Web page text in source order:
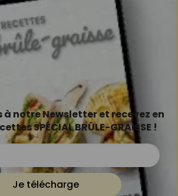
notre Newsletter et recevez en
SPÉCIAL BRÛLE-GRAISSE !
Je télécharge